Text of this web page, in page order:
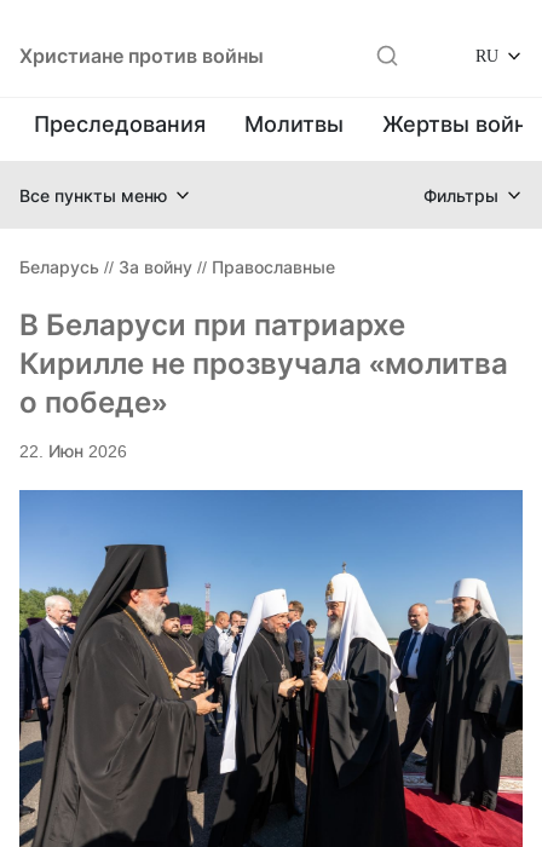
Христиане против войны RU
Преследования Молитвы Жертвы
Все пункты меню Фильтры
Беларусь // За войну // Православные
В Беларуси при патриархе
Кирилле не прозвучала «молитва
о победе»
22. Июн 2026